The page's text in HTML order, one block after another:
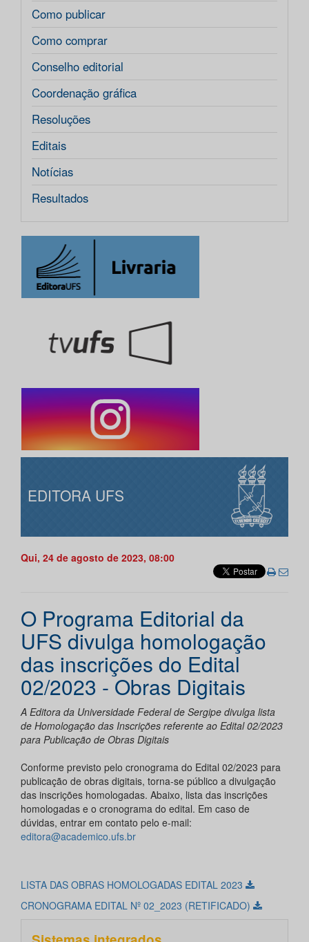
Como publicar
Como comprar
Conselho editorial
Coordenação gráfica
Resoluções
Editais
Notícias
Resultados
EDITORA UFS
Qui, 24 de agosto de 2023, 08:00
O Programa Editorial da
UFS divulga homologação
das inscrições do Edital
02/2023 - Obras Digitais
A Editora da Universidade Federal de Sergipe divulga lista
de Homologação das Inscrições referente ao Edital 02/2023
para Publicação de Obras Digitais
Conforme previsto pelo cronograma do Edital 02/2023 para
publicação de obras digitais, torna-se público a divulgação
das inscrições homologadas. Abaixo, lista das inscrições
homologadas e o cronograma do edital. Em caso de
dúvidas, entrar em contato pelo e-mail:
editora@academico.ufs.br
LISTA DAS OBRAS HOMOLOGADAS EDITAL 2023
CRONOGRAMA EDITAL Nº 02_2023 (RETIFICADO)